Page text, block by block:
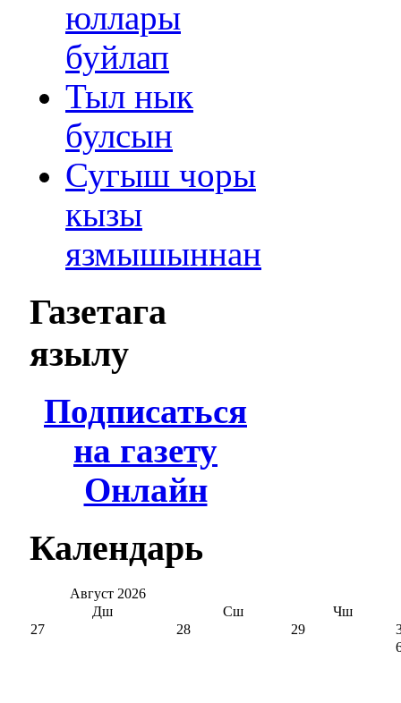
юллары
буйлап
Тыл нык
булсын
Сугыш чоры
кызы
язмышыннан
Газетага
язылу
Подписаться
на газету
Онлайн
Календарь
Август 2026
Дш
Сш
Чш
27
28 29